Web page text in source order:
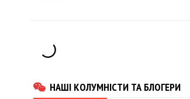
НАШІ КОЛУМНІСТИ ТА БЛОГЕРИ